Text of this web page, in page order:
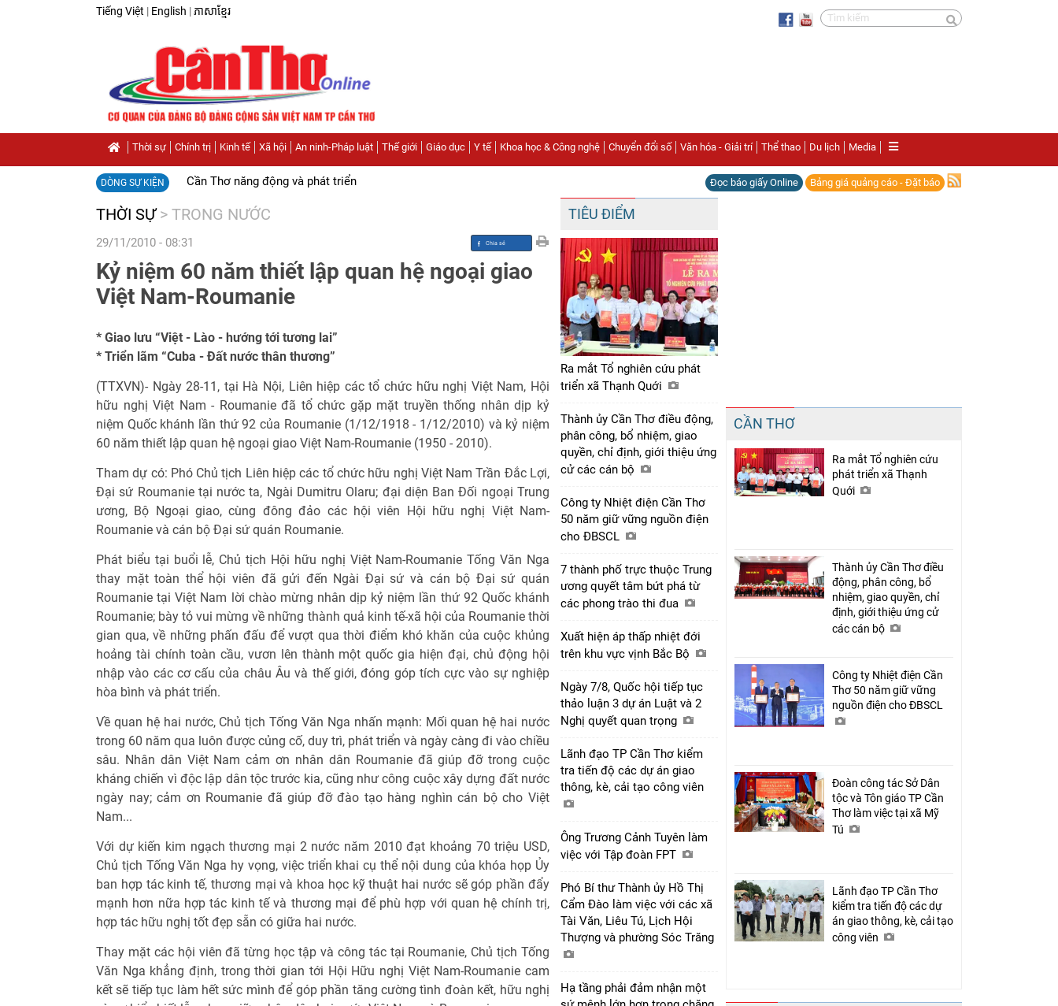
Tiếng Việt | English | ភាសាខ្មែរ
Thời sự Chính trị Kinh tế Xã hội An ninh-Pháp luật Thế giới Giáo dục Y tế Khoa học & Công nghệ Chuyển đổi số Văn hóa - Giải trí Thể thao Du lịch Media
DÒNG SỰ KIỆN Cần Thơ năng động và phát triển Đọc báo giấy Online Bảng giá quảng cáo - Đặt báo
THỜI SỰ > TRONG NƯỚC
29/11/2010 - 08:31
Chia sẻ
Kỷ niệm 60 năm thiết lập quan hệ ngoại giao
Việt Nam-Roumanie
* Giao lưu “Việt - Lào - hướng tới tương lai”
* Triển lãm “Cuba - Đất nước thân thương”
(TTXVN)- Ngày 28-11, tại Hà Nội, Liên hiệp các tổ chức hữu nghị Việt Nam, Hội
hữu nghị Việt Nam - Roumanie đã tổ chức gặp mặt truyền thống nhân dịp kỷ
niệm Quốc khánh lần thứ 92 của Roumanie (1/12/1918 - 1/12/2010) và kỷ niệm
60 năm thiết lập quan hệ ngoại giao Việt Nam-Roumanie (1950 - 2010).
Tham dự có: Phó Chủ tịch Liên hiệp các tổ chức hữu nghị Việt Nam Trần Đắc Lợi,
Đại sứ Roumanie tại nước ta, Ngài Dumitru Olaru; đại diện Ban Đối ngoại Trung
ương, Bộ Ngoại giao, cùng đông đảo các hội viên Hội hữu nghị Việt Nam-
Roumanie và cán bộ Đại sứ quán Roumanie.
Phát biểu tại buổi lễ, Chủ tịch Hội hữu nghị Việt Nam-Roumanie Tống Văn Nga
thay mặt toàn thể hội viên đã gửi đến Ngài Đại sứ và cán bộ Đại sứ quán
Roumanie tại Việt Nam lời chào mừng nhân dịp kỷ niệm lần thứ 92 Quốc khánh
Roumanie; bày tỏ vui mừng về những thành quả kinh tế-xã hội của Roumanie thời
gian qua, về những phấn đấu để vượt qua thời điểm khó khăn của cuộc khủng
hoảng tài chính toàn cầu, vươn lên thành một quốc gia hiện đại, chủ động hội
nhập vào các cơ cấu của châu Âu và thế giới, đóng góp tích cực vào sự nghiệp
hòa bình và phát triển.
Về quan hệ hai nước, Chủ tịch Tống Văn Nga nhấn mạnh: Mối quan hệ hai nước
trong 60 năm qua luôn được củng cố, duy trì, phát triển và ngày càng đi vào chiều
sâu. Nhân dân Việt Nam cảm ơn nhân dân Roumanie đã giúp đỡ trong cuộc
kháng chiến vì độc lập dân tộc trước kia, cũng như công cuộc xây dựng đất nước
ngày nay; cảm ơn Roumanie đã giúp đỡ đào tạo hàng nghìn cán bộ cho Việt
Nam...
Với dự kiến kim ngạch thương mại 2 nước năm 2010 đạt khoảng 70 triệu USD,
Chủ tịch Tống Văn Nga hy vọng, việc triển khai cụ thể nội dung của khóa họp Ủy
ban hợp tác kinh tế, thương mại và khoa học kỹ thuật hai nước sẽ góp phần đẩy
mạnh hơn nữa hợp tác kinh tế và thương mại để phù hợp với quan hệ chính trị,
hợp tác hữu nghị tốt đẹp sẵn có giữa hai nước.
Thay mặt các hội viên đã từng học tập và công tác tại Roumanie, Chủ tịch Tống
Văn Nga khẳng định, trong thời gian tới Hội Hữu nghị Việt Nam-Roumanie cam
kết sẽ tiếp tục làm hết sức mình để góp phần tăng cường tình đoàn kết, hữu nghị
TIÊU ĐIỂM
Ra mắt Tổ nghiên cứu phát
triển xã Thạnh Quới
Thành ủy Cần Thơ điều động,
phân công, bổ nhiệm, giao
quyền, chỉ định, giới thiệu ứng
cử các cán bộ
Công ty Nhiệt điện Cần Thơ
50 năm giữ vững nguồn điện
cho ĐBSCL
7 thành phố trực thuộc Trung
ương quyết tâm bứt phá từ
các phong trào thi đua
Xuất hiện áp thấp nhiệt đới
trên khu vực vịnh Bắc Bộ
Ngày 7/8, Quốc hội tiếp tục
thảo luận 3 dự án Luật và 2
Nghị quyết quan trọng
Lãnh đạo TP Cần Thơ kiểm
tra tiến độ các dự án giao
thông, kè, cải tạo công viên
Ông Trương Cảnh Tuyên làm
việc với Tập đoàn FPT
Phó Bí thư Thành ủy Hồ Thị
Cẩm Đào làm việc với các xã
Tài Văn, Liêu Tú, Lịch Hội
Thượng và phường Sóc Trăng
Hạ tầng phải đảm nhận một
CẦN THƠ
Ra mắt Tổ nghiên cứu
phát triển xã Thạnh
Quới
Thành ủy Cần Thơ điều
động, phân công, bổ
nhiệm, giao quyền, chỉ
định, giới thiệu ứng cử
các cán bộ
Công ty Nhiệt điện Cần
Thơ 50 năm giữ vững
nguồn điện cho ĐBSCL
Đoàn công tác Sở Dân
tộc và Tôn giáo TP Cần
Thơ làm việc tại xã Mỹ
Tú
Lãnh đạo TP Cần Thơ
kiểm tra tiến độ các dự
án giao thông, kè, cải tạo
công viên